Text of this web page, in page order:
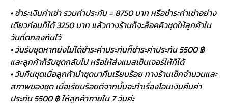
• ชำระเงินค่าเช่า รวมค่าประกัน = 8750 บาท หรือชำระค่าเช่าอย่าง
เดียวก่อนก็ได้ 3250 บาท แล้วทางร้านก็จะล็อคคิวชุดให้ลูกค้าใน
วันที่ตกลงกันไว้
• วันรับชุดหากยังไม่ได้ชำระค่าประกันก็ชำระค่าประกัน 5500 ฿
และลูกค้าก็รับชุดกลับไป หรือให้ส่งแมสเซ็นเจอร์ให้ก็ได้
• วันคืนชุดเมื่อลูกค้านำชุดมาคืนเรียบร้อย ทางร้านเช็คจำนวนและ
สภาพของชุด เมื่อเรียบร้อยดีจากนั้นจะทำเรื่องโอนเงินคืนค่า
ประกัน 5500 ฿ ให้ลูกค้าภายใน 7 วันค่ะ